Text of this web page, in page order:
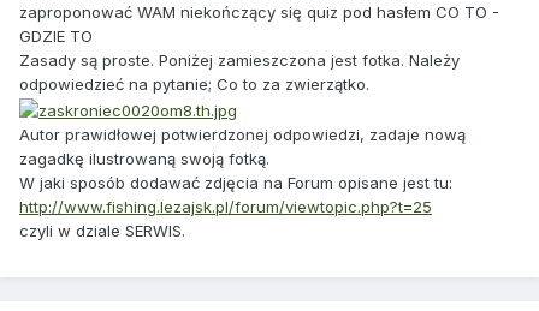
zaproponować WAM niekończący się quiz pod hasłem CO TO -
GDZIE TO
Zasady są proste. Poniżej zamieszczona jest fotka. Należy
odpowiedzieć na pytanie; Co to za zwierzątko.
Autor prawidłowej potwierdzonej odpowiedzi, zadaje nową
zagadkę ilustrowaną swoją fotką.
W jaki sposób dodawać zdjęcia na Forum opisane jest tu:
http://www.fishing.lezajsk.pl/forum/viewtopic.php?t=25
czyli w dziale SERWIS.